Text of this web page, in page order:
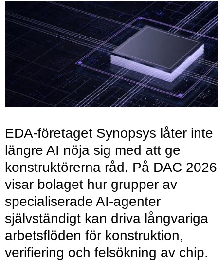
EDA-företaget Synopsys låter inte
längre AI nöja sig med att ge
konstruktörerna råd. På DAC 2026
visar bolaget hur grupper av
specialiserade AI-agenter
självständigt kan driva långvariga
arbetsflöden för konstruktion,
verifiering och felsökning av chip.